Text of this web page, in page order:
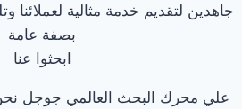
جاهدين لتقديم خدمة مثالية لعملائنا
بصفة عامة
ابحثوا عنا
علي محرك البحث العالمي جوجل